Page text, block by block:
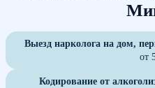
Выезд нарколога на дом,
от
Кодирование от